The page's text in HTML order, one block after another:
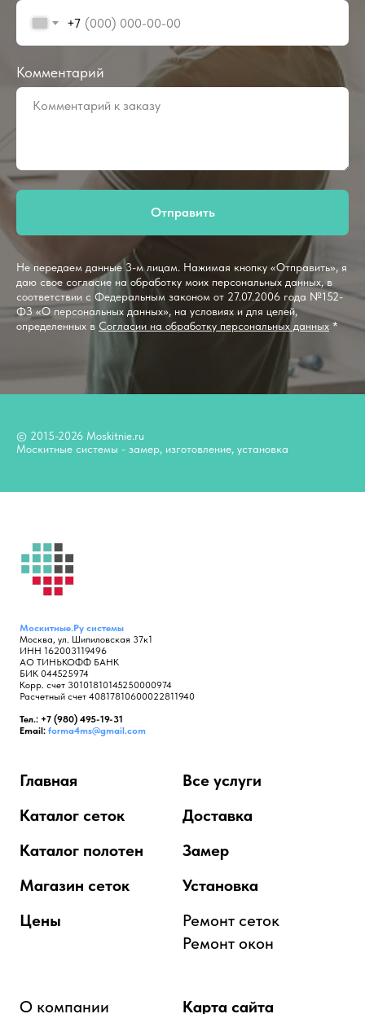
+7
Комментарий
Отправить
Не передаем данные 3-м лицам. Нажимая кнопку «Отправить», я
даю свое согласие на обработку моих персональных данных, в
соответствии с Федеральным законом от 27.07.2006 года №152-
ФЗ «О персональных данных», на условиях и для целей,
определенных в Согласии на обработку персональных данных *
© 2015-2026 Moskitnie.ru
Москитные системы - замер, изготовление, установка
Москитные.Ру системы
Москва, ул. Шипиловская 37к1
ИНН 162003119496
АО ТИНЬКОФФ БАНК
БИК 044525974
Корр. счет 30101810145250000974
Расчетный счет 40817810600022811940
Тел.: +7 (980) 495-19-31
Email: forma4ms@gmail.com
Главная
Каталог сеток
Каталог полотен
Магазин сеток
Цены
Все услуги
Доставка
Замер
Установка
Ремонт сеток
Ремонт окон
О компании Карта сайта